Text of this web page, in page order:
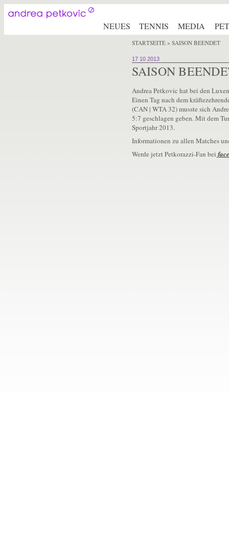
NEUES TENNIS MEDIA
STARTSEITE» SAISON BEENDET
17 10 2013
SAISON
Andrea Petkovic hat bei den
Einen Tag nach dem
(CAN | WTA 32) musste sich
5:7 geschlagen geben. Mit dem
Sportjahr 2013.
Informationen zu allen Matches
Werde jetzt Petkorazzi-Fan bei